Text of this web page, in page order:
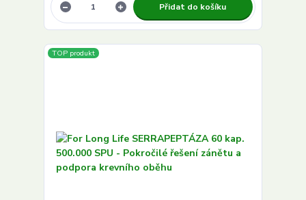
Přidat do košíku
TOP produkt